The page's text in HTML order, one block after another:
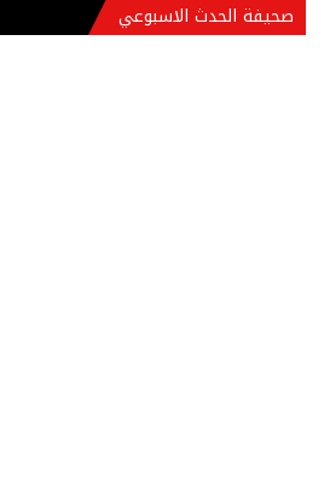
صحيفة الحدث الاسبوعي